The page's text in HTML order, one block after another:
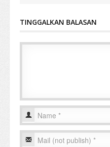
TINGGALKAN BALASAN